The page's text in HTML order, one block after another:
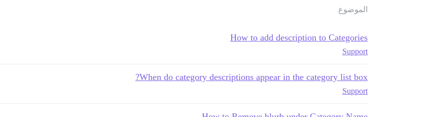
الموضوع
How to add description to Categories
Support
When do category descriptions appear in the category list box?
Support